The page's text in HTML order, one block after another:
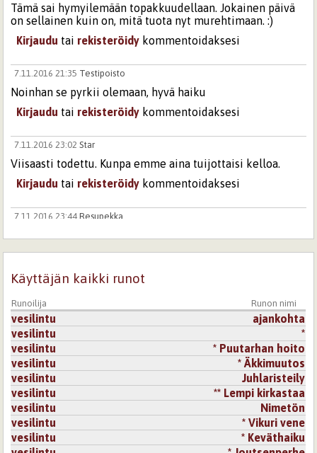
Tämä sai hymyilemään topakkuudellaan. Jokainen päivä
on sellainen kuin on, mitä tuota nyt murehtimaan. :)
Kirjaudu tai rekisteröidy kommentoidaksesi
7.11.2016 21:35 Testipoisto
Noinhan se pyrkii olemaan, hyvä haiku
Kirjaudu tai rekisteröidy kommentoidaksesi
7.11.2016 23:02 Star
Viisaasti todettu. Kunpa emme aina tuijottaisi kelloa.
Kirjaudu tai rekisteröidy kommentoidaksesi
7.11.2016 23:44 Resupekka
Kirjaudutairekisteröidykommentoidaksesi
8.11.2016 21:00
Tässä aistii elämän rauhaa.
Kirjaudutairekisteröidykommentoidaksesi
22.11.2016 19:43arlette
Moniin suuntiin, sanat viisareina. Hieno runo.
Kirjaudutairekisteröidykommentoidaksesi
12.2.2017 15:21Adastra
Viisarit aikaa sekä suuntaa viisaa.
Käyttäjän kaikki runot
Runoilija Runon nimi
vesilintu
ajankohta
vesilintu
*
vesilintu
* Puutarhan hoito
vesilintu
* Äkkimuutos
vesilintu
Juhlaristeily
vesilintu
** Lempi kirkastaa
vesilintu
Nimetön
vesilintu
* Vikuri vene
vesilintu
* Keväthaiku